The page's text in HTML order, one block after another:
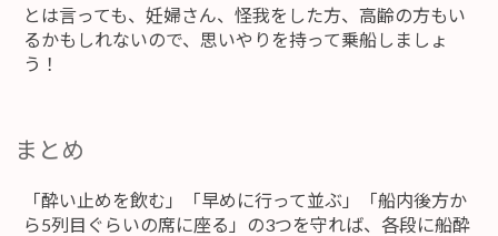
とは言っても、妊婦さん、怪我をした方、高齢の方もい
るかもしれないので、思いやりを持って乗船しましょ
う！
まとめ
「酔い止めを飲む」「早めに行って並ぶ」「船内後方か
ら5列目ぐらいの席に座る」の3つを守れば、各段に船酔